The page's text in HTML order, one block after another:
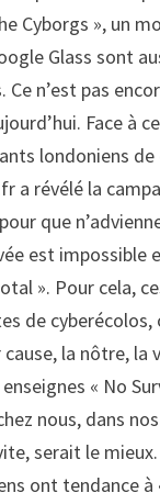
Cyborgs », un
Glass sont
Ce n’est pas
Face à
londoniens de
a révélé la
que
est impossible
». Pour cela,
de
la nôtre, la
« No
nous, dans
serait le
ont tendance à